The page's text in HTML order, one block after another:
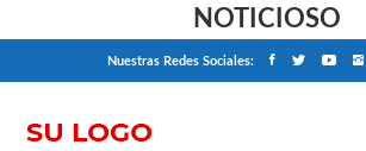
NOTICIOSO
Nuestras Redes Sociales: